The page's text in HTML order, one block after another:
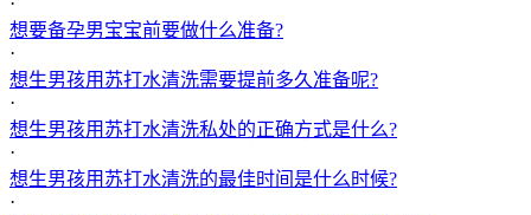
想要备孕男宝宝前要做什么准备?
·
想生男孩用苏打水清洗需要提前多久准备呢?
·
想生男孩用苏打水清洗私处的正确方式是什么?
·
想生男孩用苏打水清洗的最佳时间是什么时候?
·